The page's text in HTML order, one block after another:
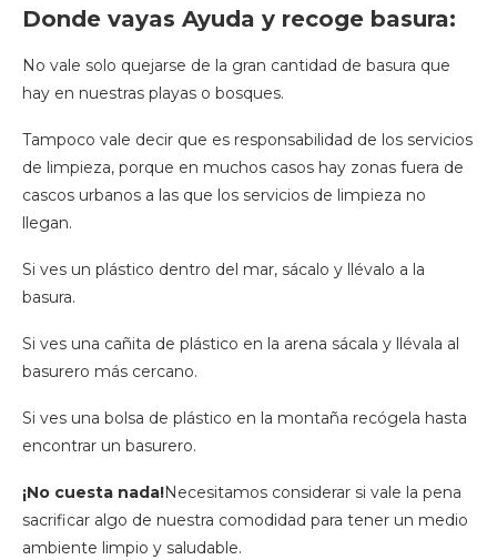
Donde vayas Ayuda y recoge basura:
No vale solo quejarse de la gran cantidad de basura que
hay en nuestras playas o bosques.
Tampoco vale decir que es responsabilidad de los servicios
de limpieza, porque en muchos casos hay zonas fuera de
cascos urbanos a las que los servicios de limpieza no
llegan.
Si ves un plástico dentro del mar, sácalo y llévalo a la
basura.
Si ves una cañita de plástico en la arena sácala y llévala al
basurero más cercano.
Si ves una bolsa de plástico en la montaña recógela hasta
encontrar un basurero.
¡No cuesta nada!Necesitamos considerar si vale la pena
sacrificar algo de nuestra comodidad para tener un medio
ambiente limpio y saludable.